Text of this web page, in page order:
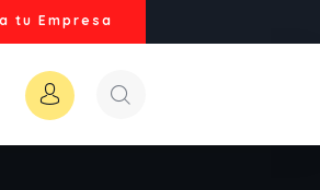
tu Empresa